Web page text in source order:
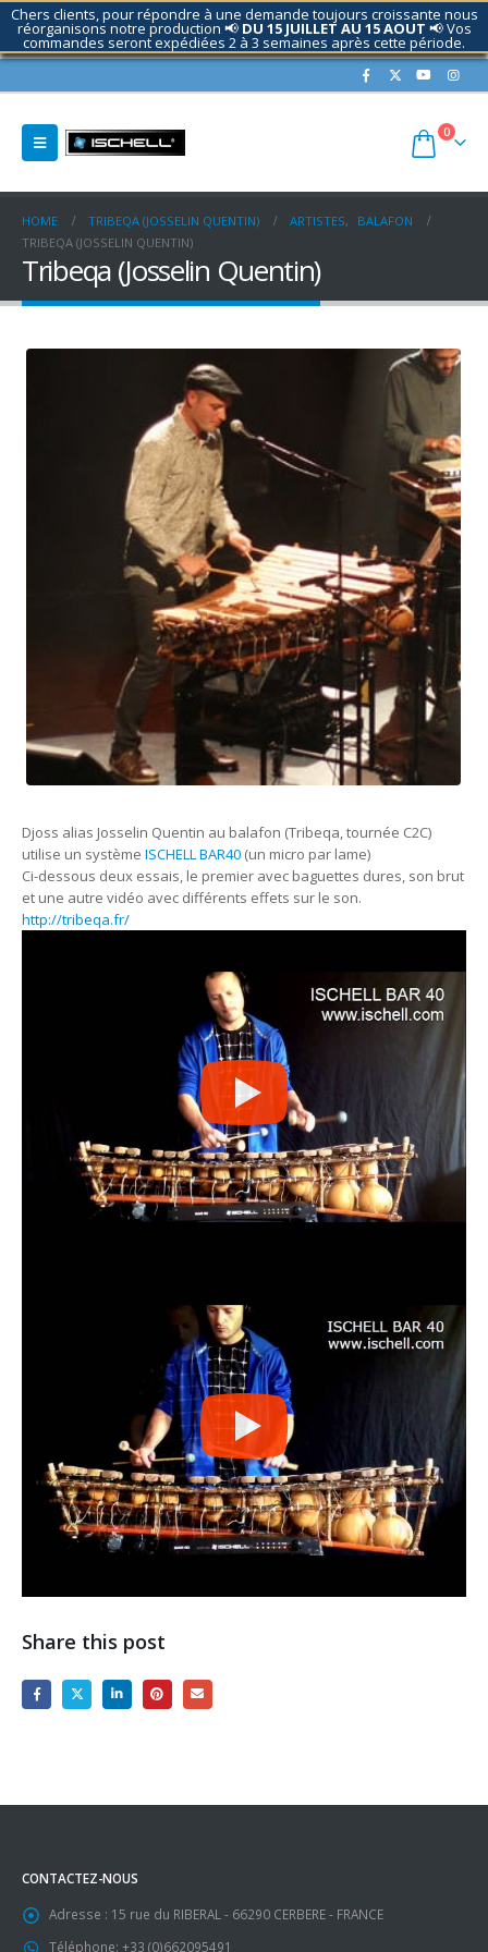
Chers clients, pour répondre à une demande toujours croissante nous
réorganisons notre production 📢 DU 15 JUILLET AU 15 AOUT 📢 Vos
commandes seront expédiées 2 à 3 semaines après cette période.
Contactez nous si nécessaire.
0
HOME TRIBEQA (JOSSELIN QUENTIN) ARTISTES,
BALAFON
TRIBEQA (JOSSELIN QUENTIN)
Tribeqa (Josselin Quentin)
Djoss alias Josselin Quentin au balafon (Tribeqa, tournée C2C)
utilise un système ISCHELL BAR40 (un micro par lame)
Ci-dessous deux essais, le premier avec baguettes dures, son brut
et une autre vidéo avec différents effets sur le son.
http://tribeqa.fr/
Share this post
CONTACTEZ-NOUS
Adresse : 15 rue du RIBERAL - 66290 CERBERE - FRANCE
Téléphone: +33 (0)662095491